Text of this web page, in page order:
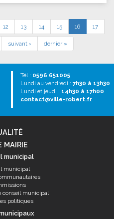
12 13 14 15 16 17
suivant › dernier »
Tél : 0596 651005
Lundi au vendredi : 7h30 à 13h30
Lundi et jeudi : 14h30 à 17h00
contact@ville-robert.fr
MAIRIE
municipal
municipal
conseil municipal
politiques